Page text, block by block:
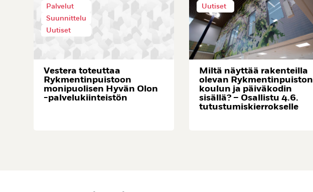
Palvelut
Suunnittelu
Uutiset
Vestera toteuttaa
Rykmentinpuistoon
monipuolisen Hyvän Olon
-palvelukiinteistön
Uutiset
Miltä näyttää rakenteilla
olevan Rykmentinpuiston
koulun ja päiväkodin
sisällä? – Osallistu 4.6.
tutustumiskierrokselle